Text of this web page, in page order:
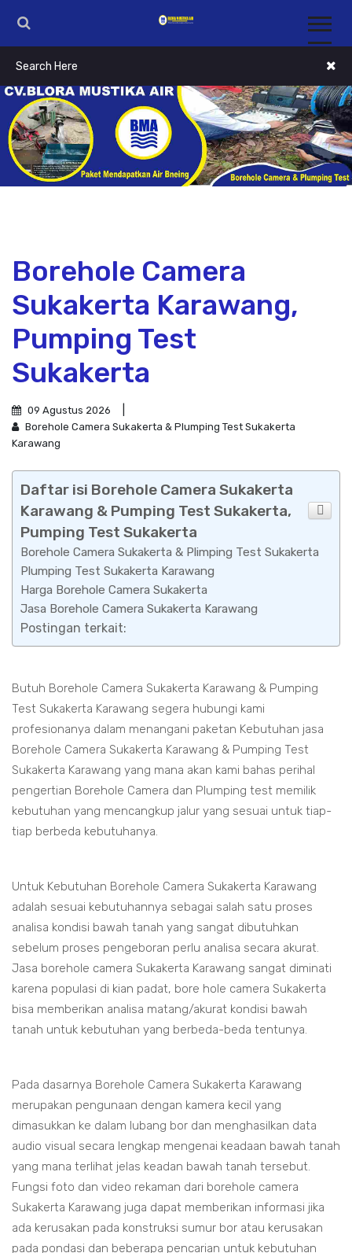
Borehole Camera
Sukakerta Karawang,
Pumping Test
Sukakerta
09 Agustus 2026
Borehole Camera Sukakerta & Plumping Test Sukakerta
Karawang
Daftar isi Borehole Camera Sukakerta
Karawang & Pumping Test Sukakerta,
Pumping Test Sukakerta
Borehole Camera Sukakerta & Plimping Test Sukakerta
Plumping Test Sukakerta Karawang
Harga Borehole Camera Sukakerta
Jasa Borehole Camera Sukakerta Karawang
Postingan terkait:
Butuh Borehole Camera Sukakerta Karawang & Pumping
Test Sukakerta Karawang segera hubungi kami
profesionanya dalam menangani paketan Kebutuhan jasa
Borehole Camera Sukakerta Karawang & Pumping Test
Sukakerta Karawang yang mana akan kami bahas perihal
pengertian Borehole Camera dan Plumping test memilik
kebutuhan yang mencangkup jalur yang sesuai untuk tiap-
tiap berbeda kebutuhanya.
Untuk Kebutuhan Borehole Camera Sukakerta Karawang
adalah sesuai kebutuhannya sebagai salah satu proses
analisa kondisi bawah tanah yang sangat dibutuhkan
sebelum proses pengeboran perlu analisa secara akurat.
Jasa borehole camera Sukakerta Karawang sangat diminati
karena populasi di kian padat, bore hole camera Sukakerta
bisa memberikan analisa matang/akurat kondisi bawah
tanah untuk kebutuhan yang berbeda-beda tentunya.
Pada dasarnya Borehole Camera Sukakerta Karawang
merupakan pengunaan dengan kamera kecil yang
dimasukkan ke dalam lubang bor dan menghasilkan data
audio visual secara lengkap mengenai keadaan bawah tanah
yang mana terlihat jelas keadan bawah tanah tersebut.
Fungsi foto dan video rekaman dari borehole camera
Sukakerta Karawang juga dapat memberikan informasi jika
ada kerusakan pada konstruksi sumur bor atau kerusakan
pada pondasi dan beberapa pencarian untuk kebutuhan